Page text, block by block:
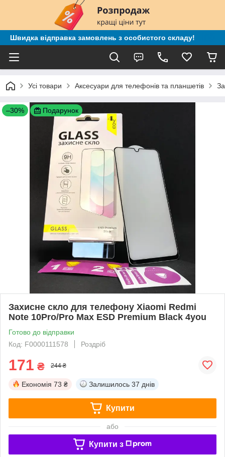
Швидка відправка замовлень з особистого складу!
Усі товари Аксесуари для телефонів та планшетів
–30% Подарунок
Захисне скло для телефону Xiaomi Redmi
Note 10Pro/Pro Max ESD Premium Black 4you
Готово до відправки
Код: F0000111578
Роздріб
171 ₴ 244 ₴
Економія 73 ₴ Залишилось 37 днів
Купити
або
Купити з